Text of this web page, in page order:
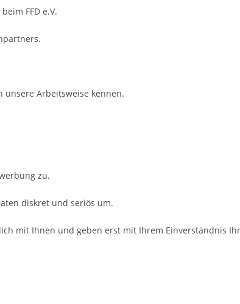
FFD e.V.
unsere Arbeitsweise kennen.
zu.
diskret und seriös um.
mit Ihnen und geben erst mit Ihrem Einverständnis